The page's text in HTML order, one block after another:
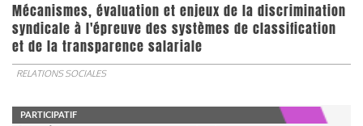
Mécanismes, évaluation et enjeux de la discrimination
syndicale à l'épreuve des systèmes de classification
et de la transparence salariale
RELATIONS SOCIALES
PARTICIPATIF